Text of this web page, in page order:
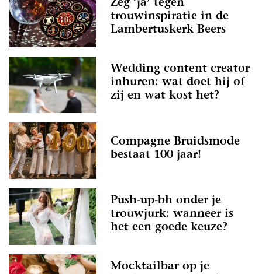
Zeg ‘ja’ tegen
trouwinspiratie in de
Lambertuskerk Beers
Wedding content creator
inhuren: wat doet hij of
zij en wat kost het?
Compagne Bruidsmode
bestaat 100 jaar!
Push-up-bh onder je
trouwjurk: wanneer is
het een goede keuze?
Mocktailbar op je